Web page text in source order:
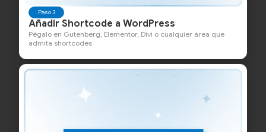
Paso 3
Añadir Shortcode a WordPress
Pégalo en Gutenberg, Elementor, Divi o cualquier área que
admita shortcodes